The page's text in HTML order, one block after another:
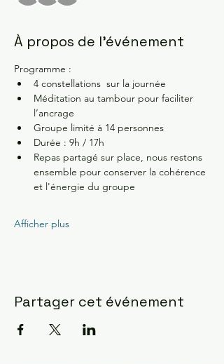
À propos de l'événement
Programme :
4 constellations  sur la journée
Méditation au tambour pour faciliter
l’ancrage
Groupe limité à 14 personnes
Durée : 9h / 17h
Repas partagé sur place, nous restons
ensemble pour conserver la cohérence
et l'énergie du groupe
Afficher plus
Partager cet événement